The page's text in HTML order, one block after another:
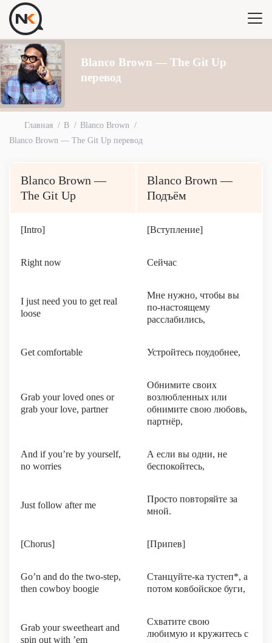
Blanco Brown — The Git Up
перевод
Главная B
Blanco Brown
Blanco Brown — The Git Up перевод
Blanco Brown —
The Git Up
Blanco Brown —
Подъём
[Intro] [Вступление]
Right now Сейчас
I just need you to get real
loose
Мне нужно, чтобы вы
по-настоящему
расслабились,
Get comfortable Устройтесь поудобнее,
Grab your loved ones or
grab your love, partner
Обнимите своих
возлюбленных или
обнимите свою любовь,
партнёр,
And if you’re by yourself,
no worries
А если вы одни, не
беспокойтесь,
Just follow after me
Просто повторяйте за
мной.
[Chorus] [Припев]
Go’n and do the two-step,
then cowboy boogie
Станцуйте-ка тустеп*, а
потом ковбойское буги,
Grab your sweetheart and
spin out with ’em
Схватите свою
любимую и кружитесь с